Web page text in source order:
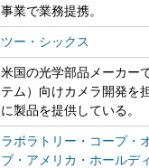
事業で業務提携。
ツー・シックス
米国の光学部品メーカー
テム）向けカメラ開発を
に製品を提供している。
ラボラトリー・コープ・
ブ・アメリカ・ホールデ